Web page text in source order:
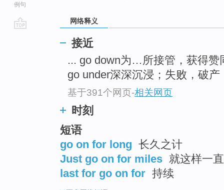
例句
网络释义
接近
... go down为…所接管，获得
go under深深沉浸；失败，破产
基于391个网页-相关网页
时刻
短语
go on for long 长久之计
Just go on for miles 就这样一
last for go on for 持续